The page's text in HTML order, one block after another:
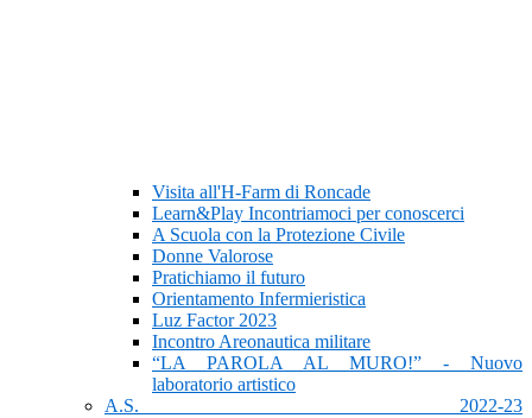
Visita all'H-Farm di Roncade
Learn&Play Incontriamoci per conoscerci
A Scuola con la Protezione Civile
Donne Valorose
Pratichiamo il futuro
Orientamento Infermieristica
Luz Factor 2023
Incontro Areonautica militare
“LA PAROLA AL MURO!” - Nuovo
laboratorio artistico
A.S. 2022-23